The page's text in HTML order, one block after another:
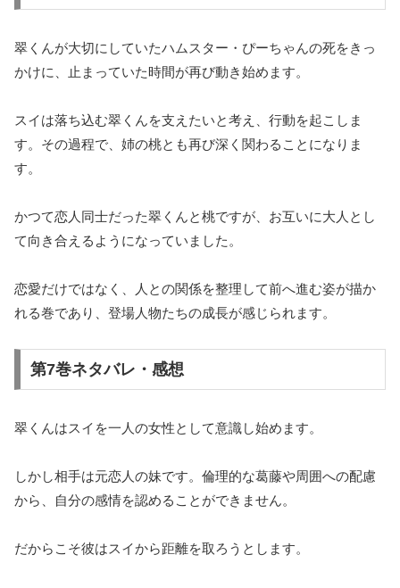
翠くんが大切にしていたハムスター・ぴーちゃんの死をきっ
かけに、止まっていた時間が再び動き始めます。
スイは落ち込む翠くんを支えたいと考え、行動を起こしま
す。その過程で、姉の桃とも再び深く関わることになりま
す。
かつて恋人同士だった翠くんと桃ですが、お互いに大人とし
て向き合えるようになっていました。
恋愛だけではなく、人との関係を整理して前へ進む姿が描か
れる巻であり、登場人物たちの成長が感じられます。
第7巻ネタバレ・感想
翠くんはスイを一人の女性として意識し始めます。
しかし相手は元恋人の妹です。倫理的な葛藤や周囲への配慮
から、自分の感情を認めることができません。
だからこそ彼はスイから距離を取ろうとします。